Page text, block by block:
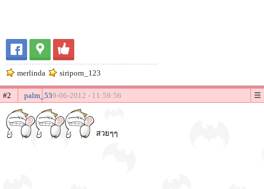
merlinda siriporn_123
#2 palm_5529-06-2012 - 11:59:56
สวยๆๆ